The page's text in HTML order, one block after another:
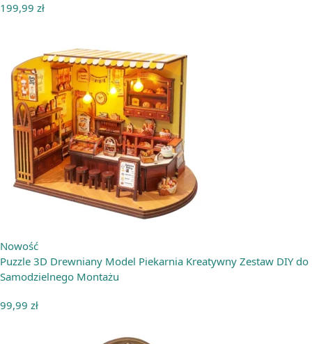
199,99 zł
Nowość
Puzzle 3D Drewniany Model Piekarnia Kreatywny Zestaw DIY do
Samodzielnego Montażu
99,99 zł